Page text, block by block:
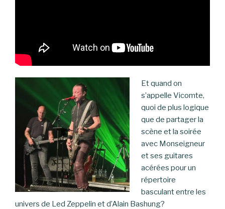
Et quand on
s’appelle Vicomte,
quoi de plus logique
que de partager la
scène et la soirée
avec Monseigneur
et ses guitares
acérées pour un
répertoire
basculant entre les
univers de Led Zeppelin et d’Alain Bashung?